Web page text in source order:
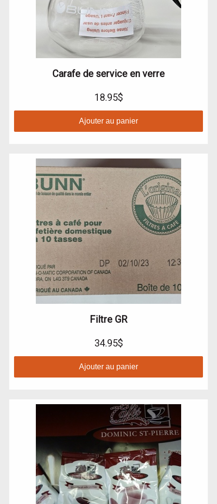
18.95$
Carafe de service en verre
Ajouter au panier
34.95$
Filtre GR
Ajouter au panier